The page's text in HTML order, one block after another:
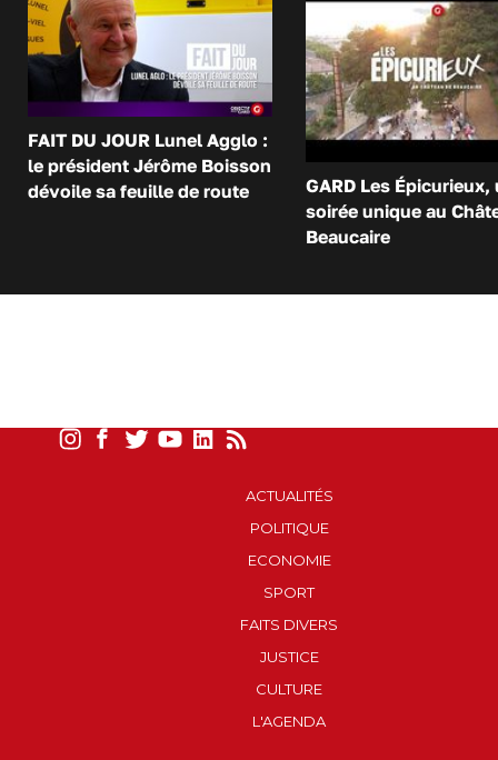
FAIT DU JOUR Lunel Agglo :
le président Jérôme Boisson
dévoile sa feuille de route
GARD Les Épicurieux,
soirée unique au
Beaucaire
ACTUALITÉS
POLITIQUE
ECONOMIE
SPORT
FAITS DIVERS
JUSTICE
CULTURE
L'AGENDA